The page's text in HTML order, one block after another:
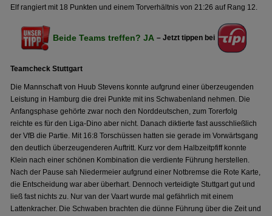
Elf rangiert mit 18 Punkten und einem Torverhältnis von 21:26 auf Rang 12.
Beide Teams treffen? JA – Jetzt tippen bei
Teamcheck Stuttgart
Die Mannschaft von Huub Stevens konnte aufgrund einer überzeugenden
Leistung in Hamburg die drei Punkte mit ins Schwabenland nehmen. Die
Anfangsphase gehörte zwar noch den Norddeutschen, zum Torerfolg
reichte es für den Liga-Dino aber nicht. Danach diktierte fast ausschließlich
der VfB die Partie. Mit 16:8 Torschüssen hatten sie gerade im Vorwärtsgang
den deutlich überzeugenderen Auftritt. Kurz vor dem Halbzeitpfiff konnte
Klein nach einer schönen Kombination die verdiente Führung herstellen.
Nach der Pause sah Niedermeier aufgrund einer Notbremse die Rote Karte,
die Entscheidung war aber überhart. Dennoch verteidigte Stuttgart gut und
ließ fast nichts zu. Nur van der Vaart wurde mal gefährlich mit einem
Lattenkracher. Die Schwaben brachten die dünne Führung über die Zeit und